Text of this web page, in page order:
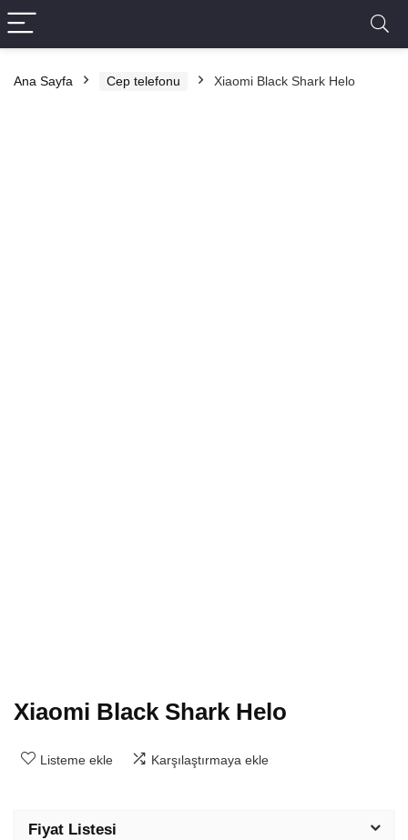
Ana Sayfa Cep telefonu Xiaomi Black Shark Helo
Xiaomi Black Shark Helo
Listeme ekle Karşılaştırmaya ekle
Fiyat Listesi